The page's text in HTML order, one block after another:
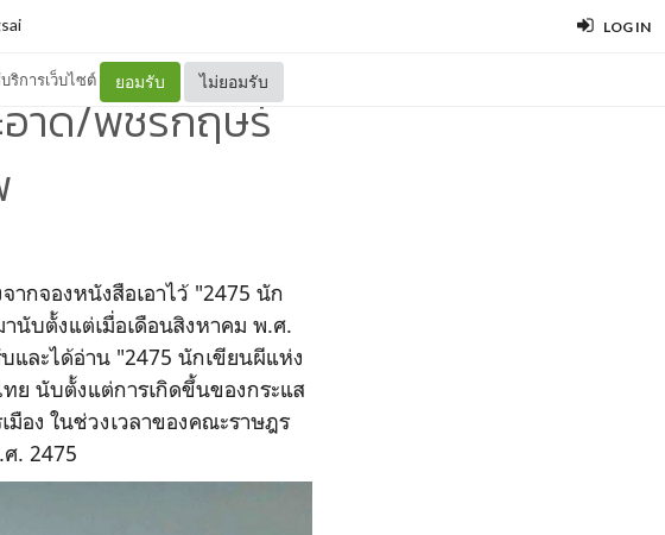
LOG IN
ริการเว็บไซต์ ยอมรับ ไม่ยอมรับ
อาด/พชรกฤษร์
ากจองหนังสือเอาไว้ "2475 นัก
นับตั้งแต่เมื่อเดือนสิงหาคม พ.ศ.
บและได้อ่าน "2475 นักเขียนผีแห่ง
ย นับตั้งแต่การเกิดขึ้นของกระแส
มือง ในช่วงเวลาของคณะราษฎร
. 2475